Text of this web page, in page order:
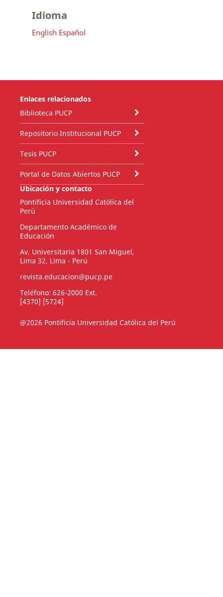
Idioma
English Español
Enlaces relacionados
Biblioteca PUCP
Repositorio Institucional PUCP
Tesis PUCP
Portal de Datos Abiertos PUCP
Ubicación y contacto
Pontificia Universidad Católica del
Perú
Departamento Académico de
Educación
Av. Universitaria 1801 San Miguel,
Lima 32, Lima - Perú
revista.educacion@pucp.pe
Teléfono: 626-2000 Ext.
[4370] [5724]
@2026 Pontificia Universidad Católica del Perú